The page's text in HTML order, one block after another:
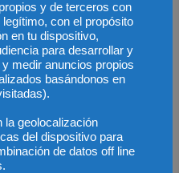
pionera avala el
por ineptitud
a la
incapacidad
y de terceros con
con el propósito
en tu dispositivo,
para desarrollar y
medir anuncios propios
basándonos en
la geolocalización
del dispositivo para
de datos off line